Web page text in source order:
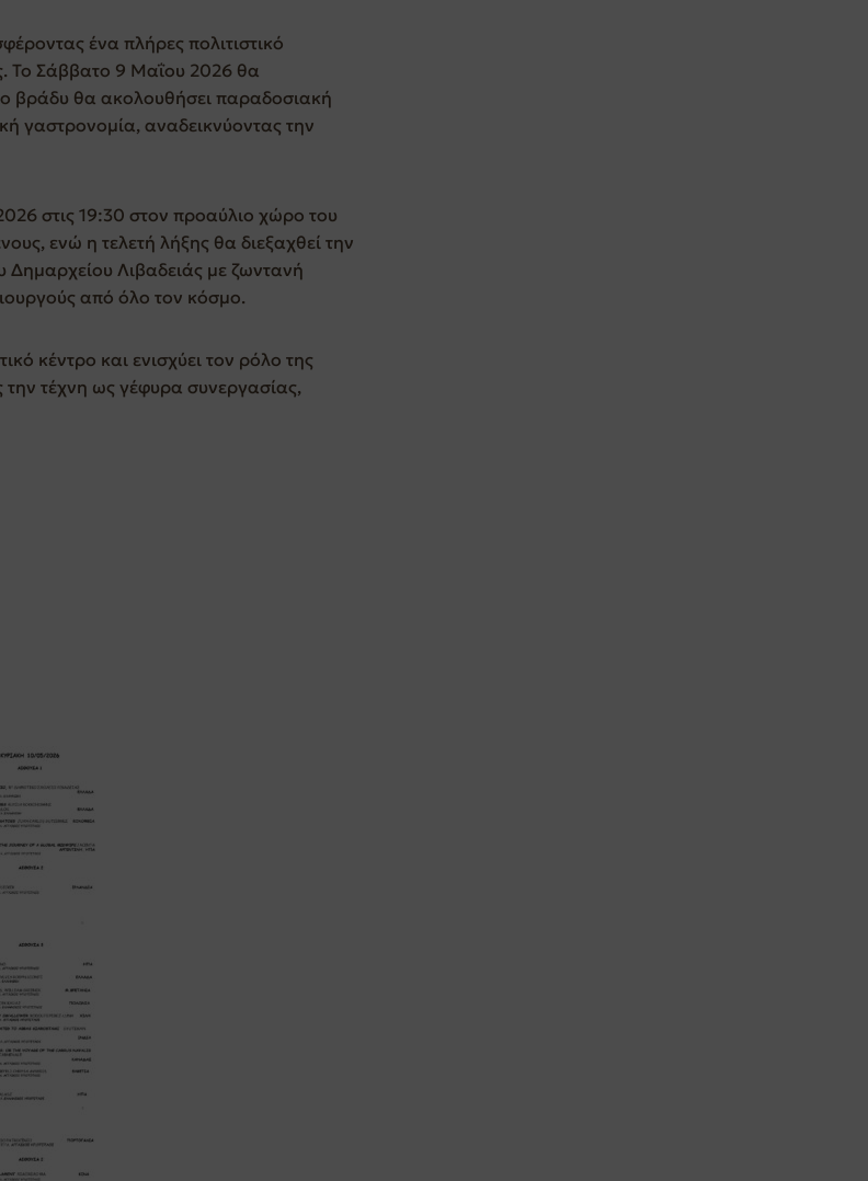
ένα πλήρες πολιτιστικό
Το Σάββατο 9 Μαΐου 2026 θα
βράδυ θα ακολουθήσει παραδοσιακή
γαστρονομία, αναδεικνύοντας την
στις 19:30 στον προαύλιο χώρο του
ενώ η τελετή λήξης θα διεξαχθεί την
Λιβαδειάς με ζωντανή
από όλο τον κόσμο.
κέντρο και ενισχύει τον ρόλο της
τέχνη ως γέφυρα συνεργασίας,